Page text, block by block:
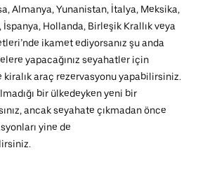
Almanya, Yunanistan, İtalya, Meksika,
Hollanda, Birleşik Krallık veya
ikamet ediyorsanız şu anda
yapacağınız seyahatler için
araç rezervasyonu yapabilirsiniz.
bir ülkedeyken yeni bir
ancak seyahate çıkmadan önce
yine de